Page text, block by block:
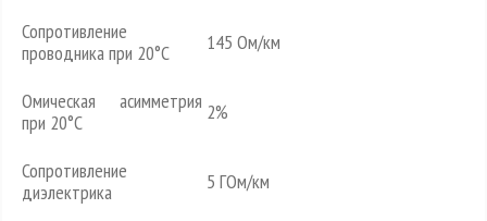
Сопротивление
проводника при 20°C
145 Ом/км
Омическая асимметрия
при 20°C
2%
Сопротивление
диэлектрика
5 ГОм/км